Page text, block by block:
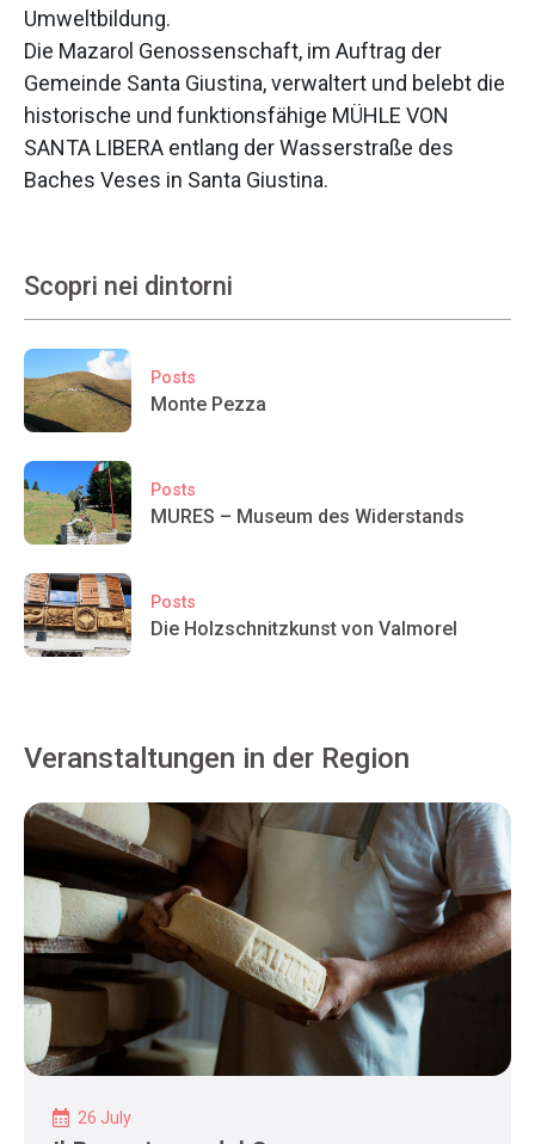
Umweltbildung.
Die Mazarol Genossenschaft, im Auftrag der
Gemeinde Santa Giustina, verwaltert und belebt die
historische und funktionsfähige MÜHLE VON
SANTA LIBERA entlang der Wasserstraße des
Baches Veses in Santa Giustina.
Scopri nei dintorni
Posts
Monte Pezza
Posts
MURES – Museum des Widerstands
Posts
Die Holzschnitzkunst von Valmorel
Veranstaltungen in der Region
26 July